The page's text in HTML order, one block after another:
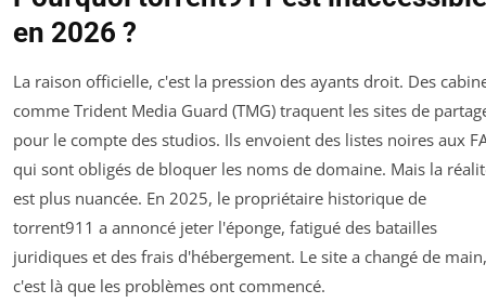
en 2026 ?
La raison officielle, c'est la pression des ayants droit. Des
comme Trident Media Guard (TMG) traquent les sites de
pour le compte des studios. Ils envoient des listes noires aux
qui sont obligés de bloquer les noms de domaine. Mais la
est plus nuancée. En 2025, le propriétaire historique de
torrent911 a annoncé jeter l'éponge, fatigué des batailles
juridiques et des frais d'hébergement. Le site a changé de
c'est là que les problèmes ont commencé.